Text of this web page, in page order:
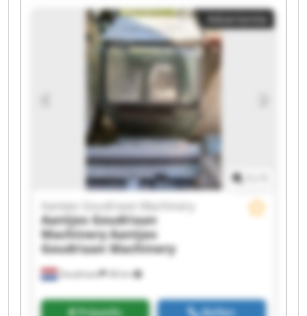
Goudriaan Machinery Aantjes Goudriaan
Machinery Aantjes Goudriaan Machinery
Aantjes Goudriaan Machinery Aantjes
Goudriaan Machinery Aantjes Goudriaan
Machinery Aantjes Goudriaan Machinery
Aantjes Goudriaan Machinery Aantjes
Goudriaan Machinery Aantjes Goudriaan
Machinery Aantjes Goudriaan Machinery
Aantjes Goudriaan Machinery Aantjes
Goudriaan Machinery Aantjes Goudriaan
Machinery Aantjes Goudriaan Machinery
Advertentie
Goudriaan 38 km
Aantjes Goudriaan Machinery
Aantjes Goudriaan
MachineryAantjes
Goudriaan Machinery
Prijsinfo Bellen